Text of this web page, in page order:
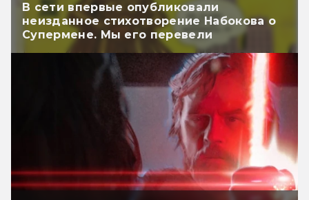
В сети впервые опубликовали
неизданное стихотворение Набокова о
Супермене. Мы его перевели